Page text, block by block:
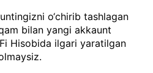
o‘chirib tashlagan
bilan yangi akkaunt
Hisobida ilgari yaratilgan